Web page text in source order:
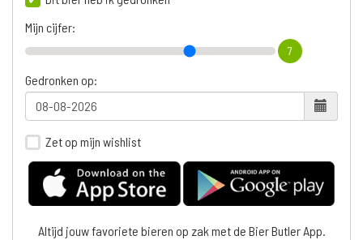
Mijn cijfer:
7
Gedronken op:
Zet op mijn wishlist
Altijd jouw favoriete bieren op zak met de Bier Butler App.